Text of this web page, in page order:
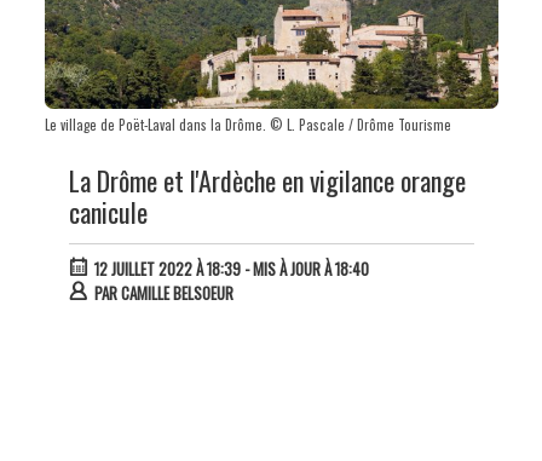
Le village de Poët-Laval dans la Drôme. © L. Pascale / Drôme Tourisme
La Drôme et l'Ardèche en vigilance orange
canicule
12 JUILLET 2022 À 18:39- MIS À JOUR À 18:40
PARCAMILLE BELSOEUR